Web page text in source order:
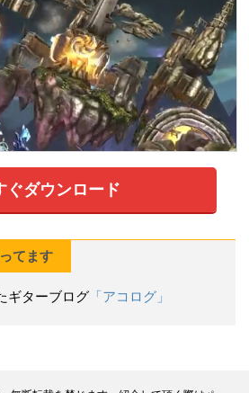
ぐダウンロード
てます
ギターブログ 「アコログ」